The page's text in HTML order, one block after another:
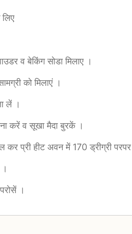
व बेकिंग सोडा मिलाए ।
को मिलाएं ।
लें ।
करें व सूखा मैदा बुरकें ।
कर प्री हीट अवन में 170 ड्रीग्री
।